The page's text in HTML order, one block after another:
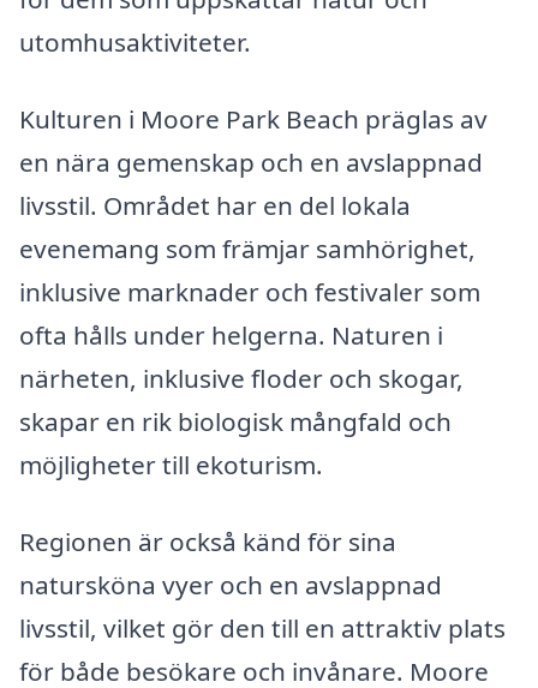
utomhusaktiviteter.
Kulturen i Moore Park Beach präglas av
en nära gemenskap och en avslappnad
livsstil. Området har en del lokala
evenemang som främjar samhörighet,
inklusive marknader och festivaler som
ofta hålls under helgerna. Naturen i
närheten, inklusive floder och skogar,
skapar en rik biologisk mångfald och
möjligheter till ekoturism.
Regionen är också känd för sina
natursköna vyer och en avslappnad
livsstil, vilket gör den till en attraktiv plats
för både besökare och invånare. Moore